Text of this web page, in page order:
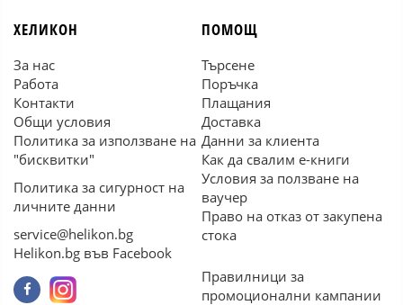
ХЕЛИКОН
За нас
Работа
Контакти
Общи условия
Политика за използване на
"бисквитки"
Политика за сигурност на
личните данни
service@helikon.bg
Helikon.bg във Facebook
ПОМОЩ
Търсене
Поръчка
Плащания
Доставка
Данни за клиента
Как да свалим е-книги
Условия за ползване на
ваучер
Право на отказ от закупена
стока
Правилници за
промоционални кампании